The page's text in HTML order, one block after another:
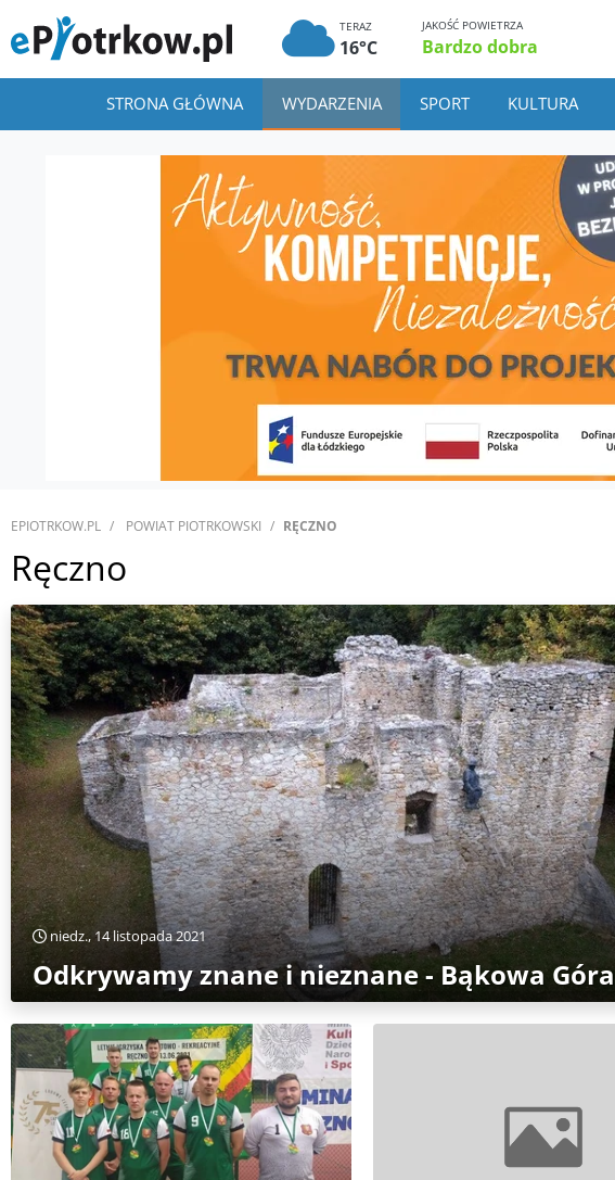
TERAZ
16°C
JAKOŚĆ POWIETRZA
Bardzo dobra
STRONA GŁÓWNA WYDARZENIA SPORT KULTURA
EPIOTRKOW.PL POWIAT PIOTRKOWSKI RĘCZNO
Ręczno
niedz., 14 listopada 2021
Odkrywamy znane i nieznane - Bąkowa Góra